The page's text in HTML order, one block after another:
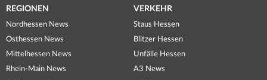
REGIONEN
Nordhessen News
Osthessen News
Mittelhessen News
Rhein-Main News
VERKEHR
Staus Hessen
Blitzer Hessen
Unfälle Hessen
A3 News